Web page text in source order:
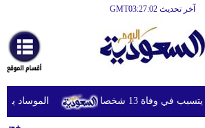
آخر تحديث GMT03:27:02
أخبارعاجلة
رياضة
ثقافة
الموساد في وفاة 13 شخصا